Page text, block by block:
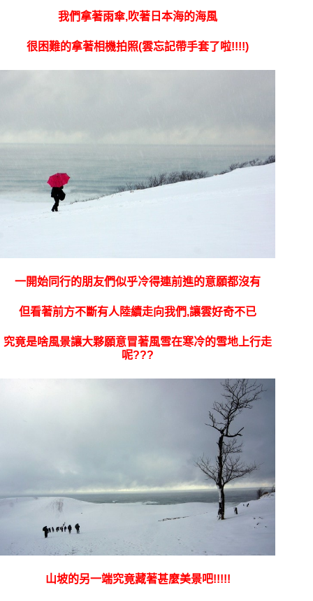
我們拿著雨傘,吹著日本海的海風
很困難的拿著相機拍照(雲忘記帶手套了啦!!!!)
一開始同行的朋友們似乎冷得連前進的意願都沒有
但看著前方不斷有人陸續走向我們,讓雲好奇不已
究竟是啥風景讓大夥願意冒著風雪在寒冷的雪地上行走
呢???
山坡的另一端究竟藏著甚麼美景吧!!!!!